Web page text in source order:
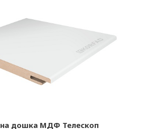
на дошка МДФ Телескоп